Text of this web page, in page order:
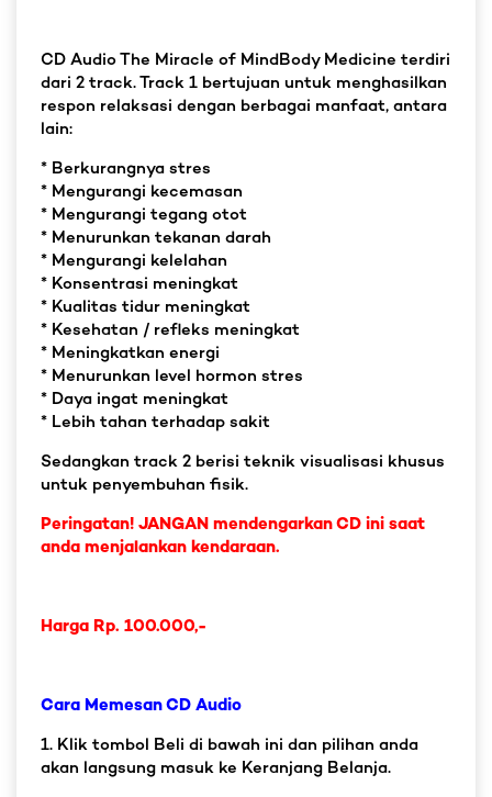
CD Audio The Miracle of MindBody Medicine terdiri
dari 2 track. Track 1 bertujuan untuk menghasilkan
respon relaksasi dengan berbagai manfaat, antara
lain:
* Berkurangnya stres
* Mengurangi kecemasan
* Mengurangi tegang otot
* Menurunkan tekanan darah
* Mengurangi kelelahan
* Konsentrasi meningkat
* Kualitas tidur meningkat
* Kesehatan / refleks meningkat
* Meningkatkan energi
* Menurunkan level hormon stres
* Daya ingat meningkat
* Lebih tahan terhadap sakit
Sedangkan track 2 berisi teknik visualisasi khusus
untuk penyembuhan fisik.
Peringatan! JANGAN mendengarkan CD ini saat
anda menjalankan kendaraan.
Harga Rp. 100.000,-
Cara Memesan CD Audio
1. Klik tombol Beli di bawah ini dan pilihan anda
akan langsung masuk ke Keranjang Belanja.